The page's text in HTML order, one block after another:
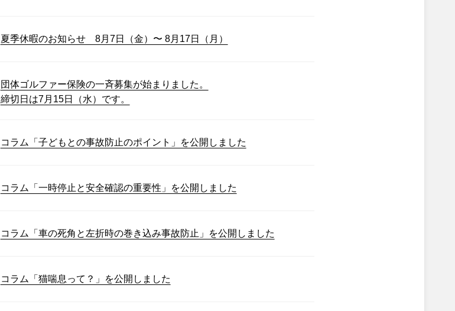
夏季休暇のお知らせ 8月7日（金）〜 8月17日（月）
団体ゴルファー保険の一斉募集が始まりました。
締切日は7月15日（水）です。
コラム「子どもとの事故防止のポイント」を公開しました
コラム「一時停止と安全確認の重要性」を公開しました
コラム「車の死角と左折時の巻き込み事故防止」を公開しました
コラム「猫喘息って？」を公開しました